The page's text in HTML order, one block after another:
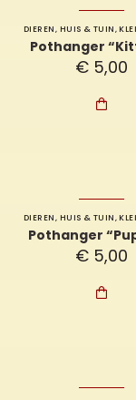
DIEREN, HUIS & TUIN,
Pothanger
€ 5,00

DIEREN, HUIS & TUIN,
Pothanger
€ 5,00
